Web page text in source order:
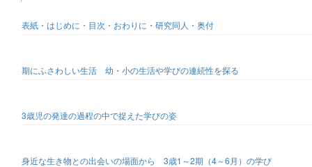
表紙・はじめに・目次・おわりに・研究同人・奥付
期にふさわしい生活 幼・小の生活や学びの連続性を探る
3歳児の発達の過程の中で捉えた学びの姿
身近な生き物との出会いの場面から 3歳1～2期（4～6月）の学び